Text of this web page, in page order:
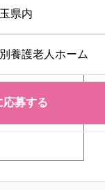
県内
養護老人ホーム